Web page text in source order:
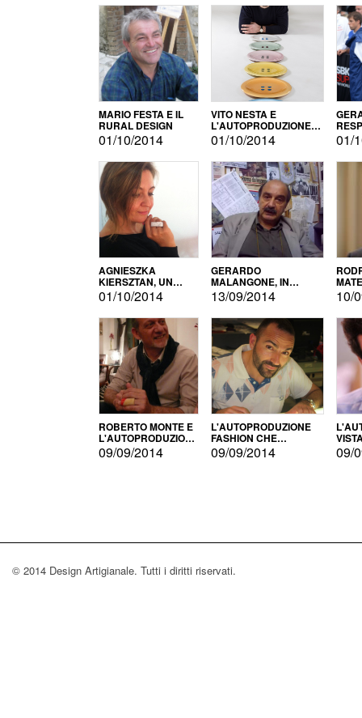
MARIO FESTA E IL
RURAL DESIGN
01/10/2014
VITO NESTA E
L'AUTOPRODUZIONE
COME RECUPERO DEI
SIMBOLI
01/10/2014 01/
AGNIESZKA
KIERSZTAN, UN
MODELLO DI
AUTOPRODUZIONE
01/10/2014
GERARDO
MALANGONE, IN
GIURIA PER IL
CONCORSO
LETTERARIO
13/09/2014 10/
ROBERTO MONTE E
L'AUTOPRODUZIONE
CON IL CENSIMENTO
09/09/2014
L'AUTOPRODUZIONE
FASHION CHE
CONQUISTA GLI USA
09/09/2014 09/
© 2014 Design Artigianale. Tutti i diritti riservati.